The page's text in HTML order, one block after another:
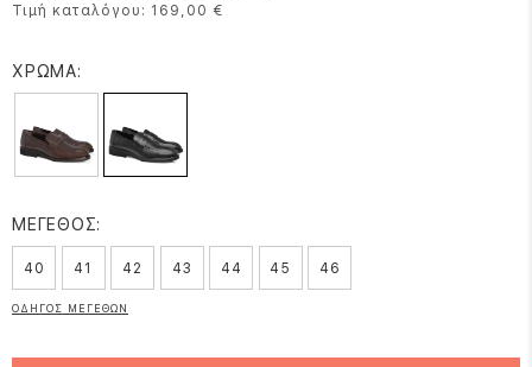
Τιμή καταλόγου: 169,00 €
ΧΡΩΜΑ:
ΜΕΓΕΘΟΣ:
40 41 42 43 44 45 46
ΟΔΗΓΟΣ ΜΕΓΕΘΩΝ